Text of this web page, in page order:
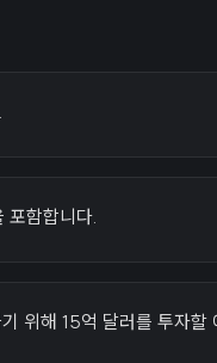
포함합니다.
위해 15억 달러를 투자할